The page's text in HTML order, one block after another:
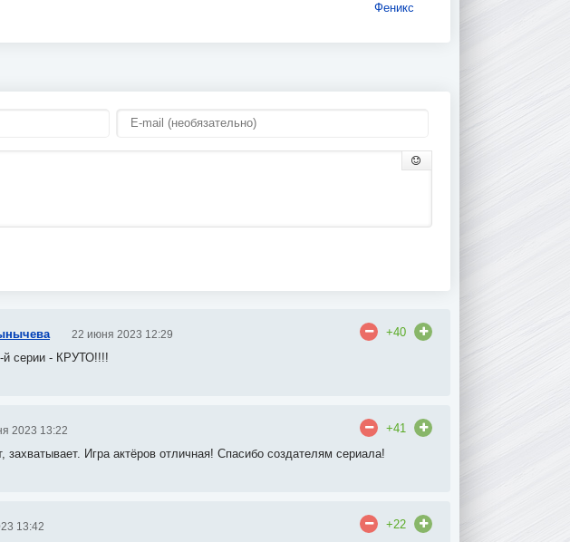
Феникс
22 июня 2023 12:29
+40
й серии - КРУТО!!!!
2023 13:22
+41
Игра актёров отличная! Спасибо создателям сериала!
13:42
+22